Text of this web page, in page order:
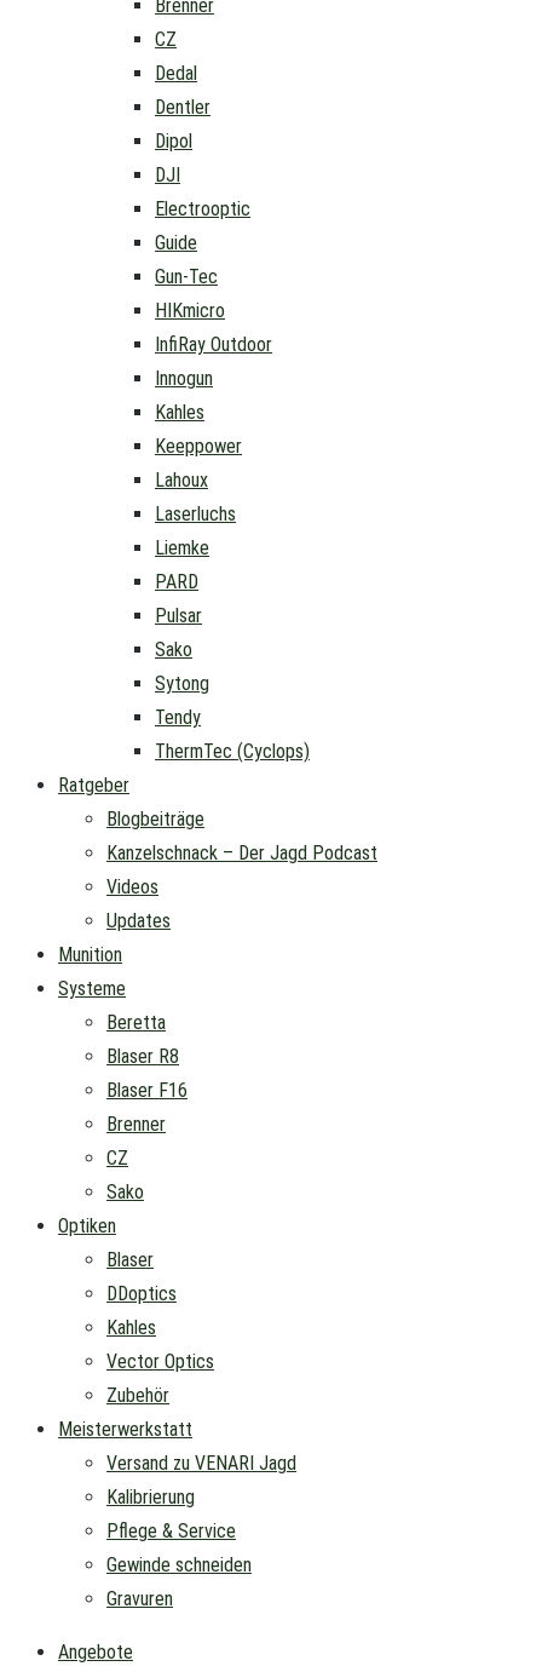
Brenner
CZ
Dedal
Dentler
Dipol
DJI
Electrooptic
Guide
Gun-Tec
HIKmicro
InfiRay Outdoor
Innogun
Kahles
Keeppower
Lahoux
Laserluchs
Liemke
PARD
Pulsar
Sako
Sytong
Tendy
ThermTec (Cyclops)
Ratgeber
Blogbeiträge
Kanzelschnack – Der Jagd Podcast
Videos
Updates
Munition
Systeme
Beretta
Blaser R8
Blaser F16
Brenner
CZ
Sako
Optiken
Blaser
DDoptics
Kahles
Vector Optics
Zubehör
Meisterwerkstatt
Versand zu VENARI Jagd
Kalibrierung
Pflege & Service
Gewinde schneiden
Gravuren
Angebote